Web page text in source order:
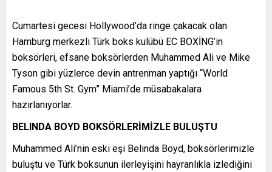
Cumartesi gecesi Hollywood’da ringe çakacak olan
Hamburg merkezli Türk boks kulübü EC BOXİNG’in
boksörleri, efsane boksörlerden Muhammed Ali ve Mike
Tyson gibi yüzlerce devin antrenman yaptığı “World
Famous 5th St. Gym” Miami’de müsabakalara
hazırlanıyorlar.
BELINDA BOYD BOKSÖRLERİMİZLE BULUŞTU
Muhammed Ali’nin eski eşi Belinda Boyd, boksörlerimizle
buluştu ve Türk boksunun ilerleyişini hayranlıkla izlediğini